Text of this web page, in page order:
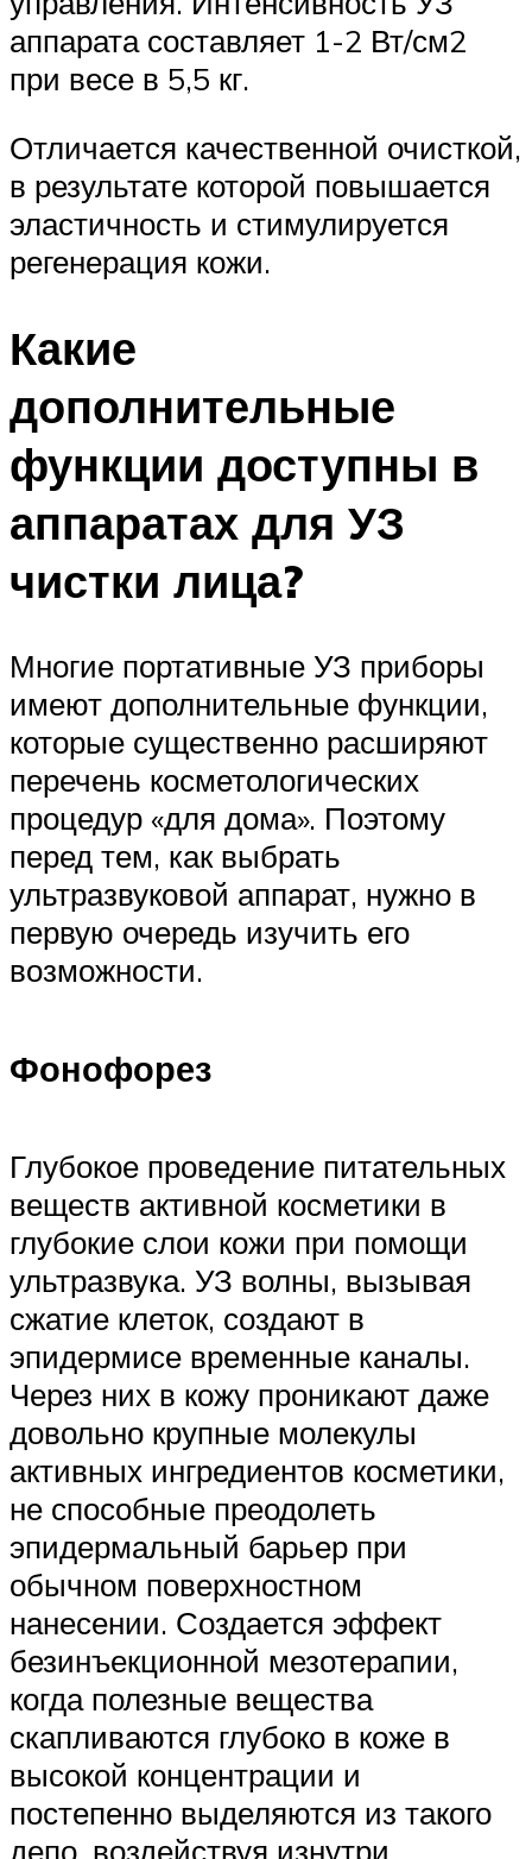
аппарата составляет 1-2 Вт/см2
при весе в 5,5 кг.
Отличается качественной очисткой,
в результате которой повышается
эластичность и стимулируется
регенерация кожи.
Какие
дополнительные
функции доступны в
аппаратах для УЗ
чистки лица?
Многие портативные УЗ приборы
имеют дополнительные функции,
которые существенно расширяют
перечень косметологических
процедур «для дома». Поэтому
перед тем, как выбрать
ультразвуковой аппарат, нужно в
первую очередь изучить его
возможности.
Фонофорез
Глубокое проведение питательных
веществ активной косметики в
глубокие слои кожи при помощи
ультразвука. УЗ волны, вызывая
сжатие клеток, создают в
эпидермисе временные каналы.
Через них в кожу проникают даже
довольно крупные молекулы
активных ингредиентов косметики,
не способные преодолеть
эпидермальный барьер при
обычном поверхностном
нанесении. Создается эффект
безинъекционной мезотерапии,
когда полезные вещества
скапливаются глубоко в коже в
высокой концентрации и
постепенно выделяются из такого
депо, воздействуя изнутри